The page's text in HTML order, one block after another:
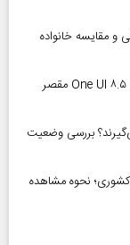
مقایسه خانواده
بحران باتری در گوشی‌های سامسونگ؛ آیا به‌روزرسانی One UI ۸.۵ مقصر
بررسی وضعیت
کشوری؛ نحوه مشاهده